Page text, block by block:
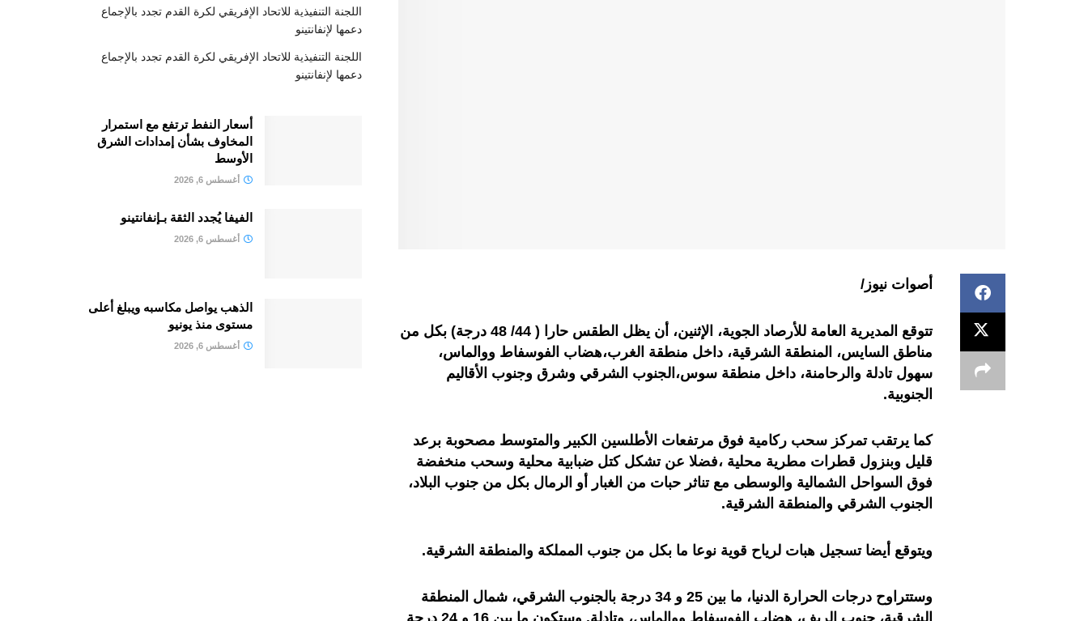
أصوات نيوز/
تتوقع المديرية العامة للأرصاد الجوية، الإثنين، أن يظل الطقس حارا ( 44/ 48 درجة) بكل من
مناطق السايس، المنطقة الشرقية، داخل منطقة الغرب،هضاب الفوسفاط ووالماس،
سهول تادلة والرحامنة، داخل منطقة سوس،الجنوب الشرقي وشرق وجنوب الأقاليم
الجنوبية.
كما يرتقب تمركز سحب ركامية فوق مرتفعات الأطلسين الكبير والمتوسط مصحوبة برعد
قليل وبنزول قطرات مطرية محلية ،فضلا عن تشكل كتل ضبابية محلية وسحب منخفضة
فوق السواحل الشمالية والوسطى مع تناثر حبات من الغبار أو الرمال بكل من جنوب البلاد،
الجنوب الشرقي والمنطقة الشرقية.
ويتوقع أيضا تسجيل هبات لرياح قوية نوعا ما بكل من جنوب المملكة والمنطقة الشرقية.
وستتراوح درجات الحرارة الدنيا، ما بين 25 و 34 درجة بالجنوب الشرقي، شمال المنطقة
اللجنة التنفيذية للاتحاد الإفريقي لكرة القدم تجدد بالإجماع
دعمها لإنفانتينو
اللجنة التنفيذية للاتحاد الإفريقي لكرة القدم تجدد بالإجماع
دعمها لإنفانتينو
أسعار النفط ترتفع مع استمرار
المخاوف بشأن إمدادات الشرق
الأوسط
أغسطس 6, 2026
الفيفا يُجدد الثقة بـإنفانتينو
أغسطس 6, 2026
الذهب يواصل مكاسبه ويبلغ أعلى
مستوى منذ يونيو
أغسطس 6, 2026